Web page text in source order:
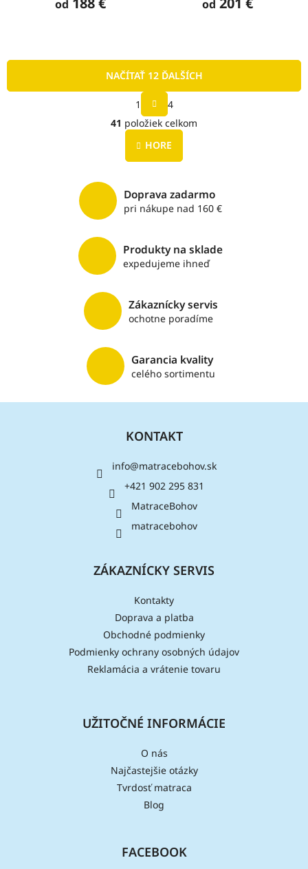
od od
O
v
l
c
i
r
v
k
v
ý
p
u
NAČÍTAŤ 12 ĎALŠÍCH
t
r
á
n
o
a
n
i
1
4
41 položiek celkom
HORE
Doprava zadarmo
pri nákupe nad 160 €
Produkty na sklade
expedujeme ihneď
Zákaznícky servis
ochotne poradíme
Garancia kvality
celého sortimentu
KONTAKT
info@matracebohov.sk
+421 902 295 831
MatraceBohov
matracebohov
ZÁKAZNÍCKY SERVIS
Kontakty
Doprava a platba
Obchodné podmienky
Podmienky ochrany osobných údajov
Reklamácia a vrátenie tovaru
UŽITOČNÉ INFORMÁCIE
O nás
Najčastejšie otázky
Tvrdosť matraca
Blog
FACEBOOK